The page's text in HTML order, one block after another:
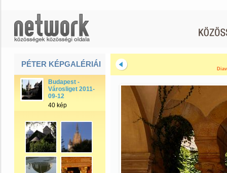
PÉTER KÉPGALÉRIÁI
Budapest -
Városliget 2011-
09-12
40 kép